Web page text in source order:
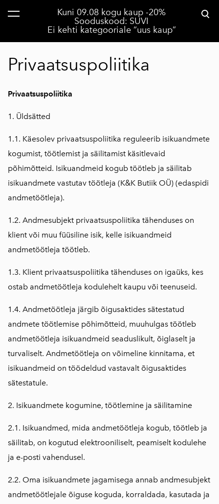
Kuni 09.08 kogu kaup -20%
Sooduskood: SUVI
Ei kehti kategooriale “uus kaup”
lisati ostukorvi. Vaata ostukorvi
Privaatsuspoliitika
Privaatsuspoliitika
1. Üldsätted
1.1. Käesolev privaatsuspoliitika reguleerib isikuandmete
kogumist, töötlemist ja säilitamist käsitlevaid
põhimõtteid. Isikuandmeid kogub töötleb ja säilitab
isikuandmete vastutav töötleja (K&K Butiik OÜ) (edaspidi
andmetöötleja).
1.2. Andmesubjekt privaatsuspoliitika tähenduses on
klient või muu füüsiline isik, kelle isikuandmeid
andmetöötleja töötleb.
1.3. Klient privaatsuspoliitika tähenduses on igaüks, kes
ostab andmetöötleja kodulehelt kaupu või teenuseid.
1.4. Andmetöötleja järgib õigusaktides sätestatud
andmete töötlemise põhimõtteid, muuhulgas töötleb
andmetöötleja isikuandmeid seaduslikult, õiglaselt ja
turvaliselt. Andmetöötleja on võimeline kinnitama, et
isikuandmeid on töödeldud vastavalt õigusaktides
sätestatule.
2. Isikuandmete kogumine, töötlemine ja säilitamine
2.1. Isikuandmed, mida andmetöötleja kogub, töötleb ja
säilitab, on kogutud elektrooniliselt, peamiselt kodulehe
ja e-posti vahendusel.
2.2. Oma isikuandmete jagamisega annab andmesubjekt
andmetöötlejale õiguse koguda, korraldada, kasutada ja